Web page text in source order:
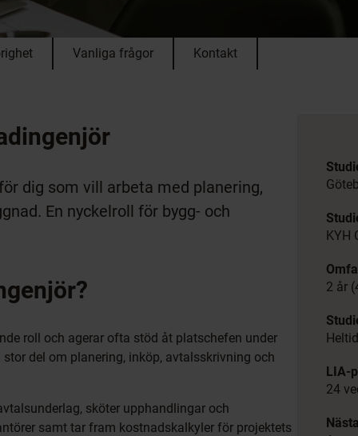
Vanliga frågor Kontakt
dig som vill arbeta med planering,
En nyckelroll för bygg- och
roll och agerar ofta stöd åt platschefen under
del om planering, inköp, avtalsskrivning och
sköter upphandlingar och
samt tar fram kostnadskalkyler för projektets
KYH
2 år
Heltid
LIA-
24